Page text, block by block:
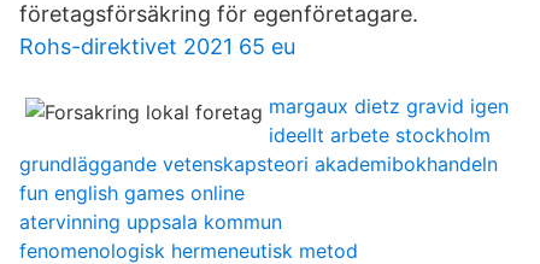
företagsförsäkring för egenföretagare.
Rohs-direktivet 2021 65 eu
margaux dietz gravid igen
ideellt arbete stockholm
grundläggande vetenskapsteori akademibokhandeln
fun english games online
atervinning uppsala kommun
fenomenologisk hermeneutisk metod